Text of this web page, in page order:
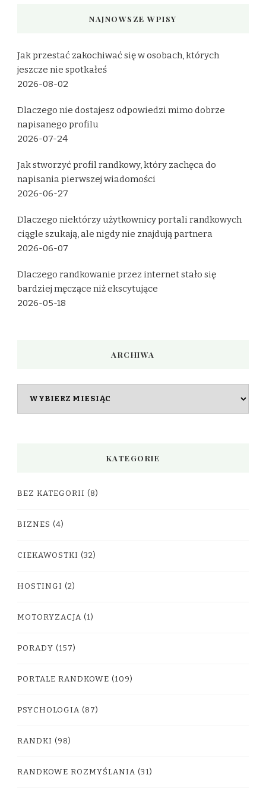
NAJNOWSZE WPISY
Jak przestać zakochiwać się w osobach, których
jeszcze nie spotkałeś
2026-08-02
Dlaczego nie dostajesz odpowiedzi mimo dobrze
napisanego profilu
2026-07-24
Jak stworzyć profil randkowy, który zachęca do
napisania pierwszej wiadomości
2026-06-27
Dlaczego niektórzy użytkownicy portali randkowych
ciągle szukają, ale nigdy nie znajdują partnera
2026-06-07
Dlaczego randkowanie przez internet stało się
bardziej męczące niż ekscytujące
2026-05-18
ARCHIWA
KATEGORIE
BEZ KATEGORII (8)
BIZNES (4)
CIEKAWOSTKI (32)
HOSTINGI (2)
MOTORYZACJA (1)
PORADY (157)
PORTALE RANDKOWE (109)
PSYCHOLOGIA (87)
RANDKI (98)
RANDKOWE ROZMYŚLANIA (31)